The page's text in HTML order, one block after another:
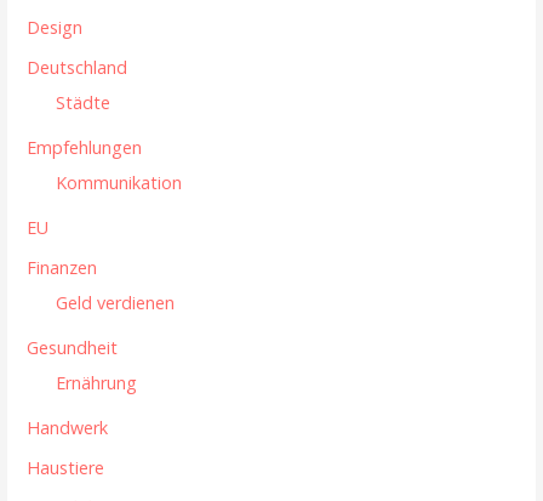
Design
Deutschland
Städte
Empfehlungen
Kommunikation
EU
Finanzen
Geld verdienen
Gesundheit
Ernährung
Handwerk
Haustiere